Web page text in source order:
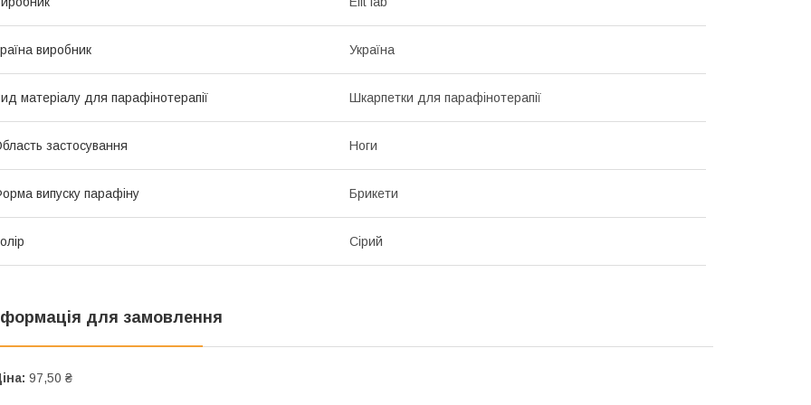
виробник Україна
матеріалу для парафінотерапії Шкарпетки для парафінотерапії
застосування Ноги
випуску парафіну Брикети
Сірий
для замовлення
97,50 ₴